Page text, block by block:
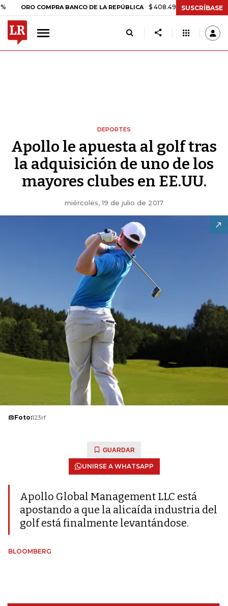
COMPRA BANCO DE LA REPÚBLICA $ 408.498,97 +$ 8.753,81
SUSCRÍBASE
DEPORTES
Apollo le apuesta al golf tras
la adquisición de uno de los
mayores clubes en EE.UU.
miércoles, 19 de julio de 2017
Foto:123rf
GUARDAR
UNIRSE A WHATSAPP
Apollo Global Management LLC está
apostando a que la alicaída industria del
golf está finalmente levantándose.
BLOOMBERG